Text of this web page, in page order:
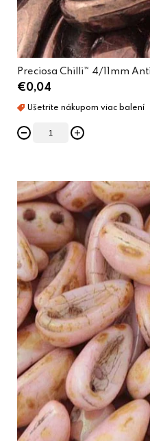
o
v
Preciosa Chilli™ 4/11mm
€0,04